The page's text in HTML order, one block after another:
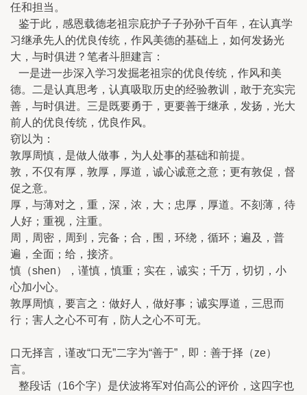
任和担当。
鉴于此，感恩载德老祖宗庇护子子孙孙千百年，在认真学
习继承先人的优良传统，作风美德的基础上，如何发扬光
大，与时俱进？笔者斗胆建言：
一是进一步深入学习发掘老祖宗的优良传统，作风和美
德。二是认真思考，认真吸取历史的经验教训，敢于充实完
善，与时俱进。三是既要勇于，更要善于继承，发扬，光大
前人的优良传统，优良作风。
窃以为：
敦厚周慎，是做人做事，为人处事的基础和前提。
敦，不仅有厚，敦厚，厚道，诚心诚意之意；更有敦促，督
促之意。
厚，与薄对之，重，深，浓，大；忠厚，厚道。不刻薄，待
人好；重视，注重。
周，周密，周到，完备；合，围，环绕，循环；遍及，普
遍，全面；给，接济。
慎（shen），谨慎，慎重；实在，诚实；千万，切切，小
心加小心。
敦厚周慎，要言之：做好人，做好事；诚实厚道，三思而
行；害人之心不可有，防人之心不可无。
口无择言，谨改“口无”二字为“善于”，即：善于择（ze）
言。
整段话（16个字）是伏波将军对伯高公的评价，这四字也